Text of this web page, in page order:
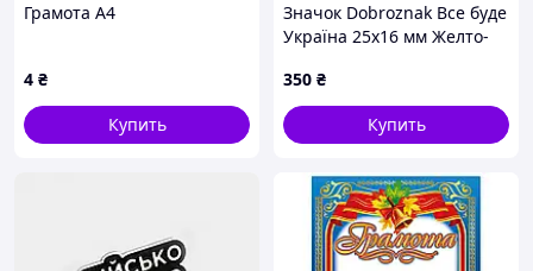
Грамота А4
4 ₴
Купить
Значок Dobroznak Все буде
Україна 25х16 мм Желто-
350 ₴
Купить